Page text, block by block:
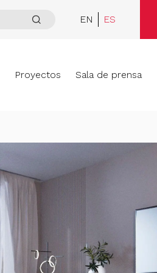
EN ES
Proyectos Sala de prensa